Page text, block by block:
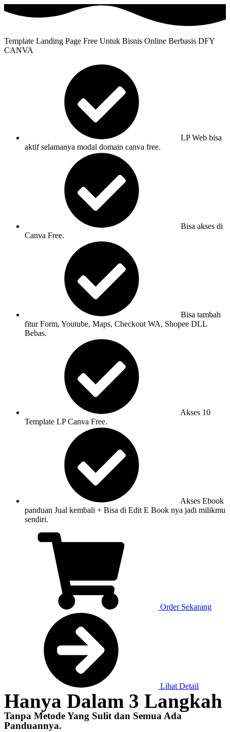
Template Landing Page Free Untuk Bisnis Online Berbasis DFY
CANVA
LP Web bisa
aktif selamanya modal domain canva free.
Bisa akses di
Canva Free.
Bisa tambah
fitur Form, Youtube, Maps, Checkout WA, Shopee DLL
Bebas.
Akses 10
Template LP Canva Free.
Akses Ebook
panduan Jual kembali + Bisa di Edit E Book nya jadi milikmu
sendiri.
Order Sekarang
Lihat Detail
Hanya Dalam 3 Langkah
Tanpa Metode Yang Sulit dan Semua Ada
Panduannya.